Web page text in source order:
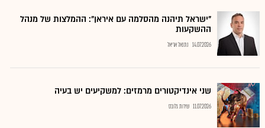
"ישראל תיהנה מהסלמה עם איראן": ההמלצות של מנהל
ההשקעות
14.07.2026 נתנאל אריאל
שני אינדיקטורים מרמזים: למשקיעים יש בעיה
11.07.2026 שירות גלובס